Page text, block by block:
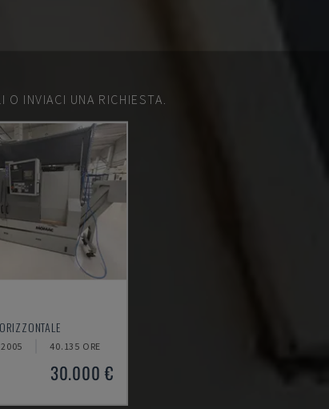
INVIACI UNA RICHIESTA.
2005 40.135 ORE
30.000 €